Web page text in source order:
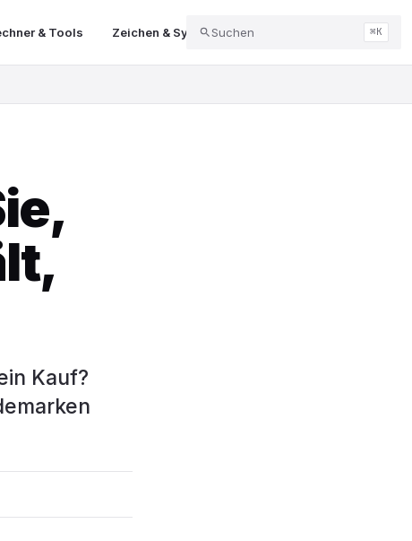
& Tools Zeichen & Symbole Abo & Kündigung
Suchen ⌘K
Kauf?